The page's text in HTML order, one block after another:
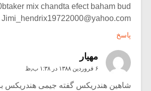
mix chandta efect baham bud.
Jimi_hendrix19722000@yahoo.com
پاسخ
مهيار
۶ فروردین ۱۳۸۸ در ۱:۳۸ ب٫ظ
شاهین هندریکس گفته جیمی هندریکس